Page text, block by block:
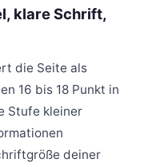
klare Schrift,
die Seite als
16 bis 18 Punkt in
Stufe kleiner
deiner